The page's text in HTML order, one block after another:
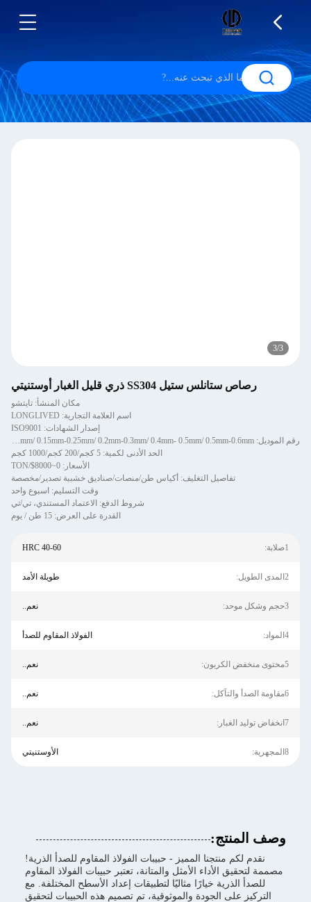
3/3
رصاص ستانلس ستيل SS304 ذري قليل الغبار أوستنيتي
مكان المنشأ: تايتشو
اسم العلامة التجارية: LONGLIVED
إصدار الشهادات: ISO9001
رقم الموديل: 0.08mm-0.1mm/ 0.1mm- 0.2mm/ 0.15mm-0.25mm/ 0.2mm-0.3mm/ 0.4mm- 0.5mm/ 0.5mm-0.6mm
الحد الأدنى لكمية: 5 كجم/200 كجم/1000 كجم
الأسعار: 0~8000$/TON
تفاصيل التغليف: أكياس طن/منصات/صناديق خشبية تصدير/مخصصة
وقت التسليم: اسبوع واحد
شروط الدفع: الاعتماد المستندي، تي/تي
القدرة على العرض: 15 طن / يوم
1صلابة: 40-60 HRC
2المدى الطويل: طويلة الأمد
3حجم وشكل موحد: نعم..
4المواد: الفولاذ المقاوم للصدأ
5محتوى منخفض الكربون: نعم..
6مقاومة الصدأ والتآكل: نعم..
7انخفاض توليد الغبار: نعم..
8المجهرية: الأوستنيتي
وصف المنتج:
نقدم لكم منتجنا المميز - حبيبات الفولاذ المقاوم للصدأ الذرية!
مصممة لتحقيق الأداء الأمثل والمتانة، تعتبر حبيبات الفولاذ المقاوم
للصدأ الذرية خيارًا مثاليًا لتطبيقات إعداد الأسطح المختلفة. مع
التركيز على الجودة والموثوقية، تم تصميم هذه الحبيبات لتحقيق